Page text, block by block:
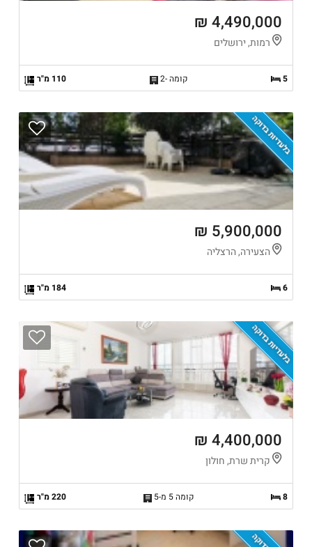
4,490,000 ₪
רמות, ירושלים
5 קומה -2 110 מ"ר
בלעדיות בדוקה
5,900,000 ₪
הצעירה, הרצליה
6 184 מ"ר
בלעדיות בדוקה
4,400,000 ₪
קרית שרת, חולון
8 קומה 5 מ-5 220 מ"ר